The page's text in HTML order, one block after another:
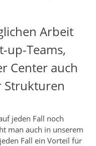
Arbeit
up-Teams,
Center auch
Strukturen
jeden Fall noch
man auch in unserem
Fall ein Vorteil für